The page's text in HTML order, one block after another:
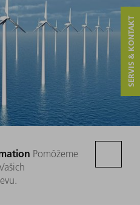
Pomôžeme
SERVIS & KONTAKT